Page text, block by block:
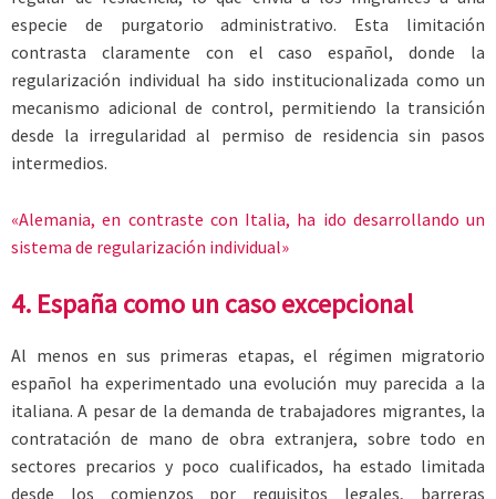
especie de purgatorio administrativo. Esta limitación
contrasta claramente con el caso español, donde la
regularización individual ha sido institucionalizada como un
mecanismo adicional de control, permitiendo la transición
desde la irregularidad al permiso de residencia sin pasos
intermedios.
«Alemania, en contraste con Italia, ha ido desarrollando un
sistema de regularización individual»
4. España como un caso excepcional
Al menos en sus primeras etapas, el régimen migratorio
español ha experimentado una evolución muy parecida a la
italiana. A pesar de la demanda de trabajadores migrantes, la
contratación de mano de obra extranjera, sobre todo en
sectores precarios y poco cualificados, ha estado limitada
desde los comienzos por requisitos legales, barreras